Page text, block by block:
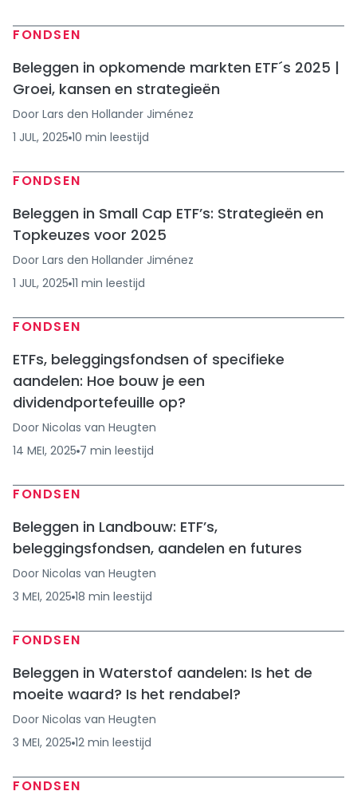
FONDSEN
Beleggen in opkomende markten ETF´s 2025 |
Groei, kansen en strategieën
Door Lars den Hollander Jiménez
1 JUL, 2025 10 min leestijd
FONDSEN
Beleggen in Small Cap ETF’s: Strategieën en
Topkeuzes voor 2025
Door Lars den Hollander Jiménez
1 JUL, 2025 11 min leestijd
FONDSEN
ETFs, beleggingsfondsen of specifieke
aandelen: Hoe bouw je een
dividendportefeuille op?
Door Nicolas van Heugten
14 MEI, 2025 7 min leestijd
FONDSEN
Beleggen in Landbouw: ETF’s,
beleggingsfondsen, aandelen en futures
Door Nicolas van Heugten
3 MEI, 2025 18 min leestijd
FONDSEN
Beleggen in Waterstof aandelen: Is het de
moeite waard? Is het rendabel?
Door Nicolas van Heugten
3 MEI, 2025 12 min leestijd
FONDSEN